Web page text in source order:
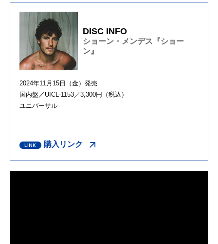
DISC INFO
ショーン・メンデス『ショー
ン』
2024年11月15日（金）発売
国内盤／UICL-1153／3,300円（税込）
ユニバーサル
購入リンク